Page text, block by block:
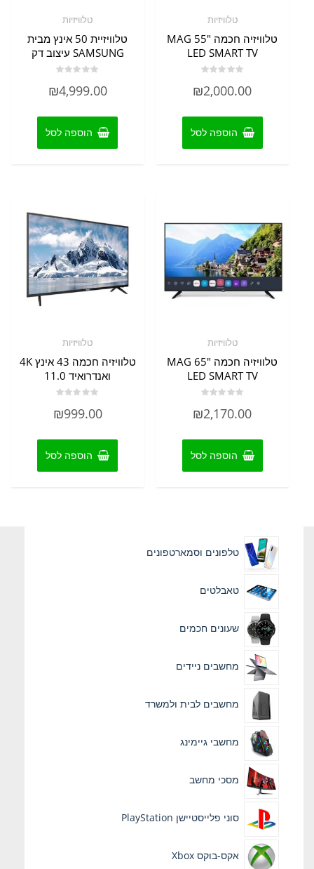
טלוויזיות
טלוויזיה חכמה MAG 55"
LED SMART TV
0
₪2,000.00
הוספה לסל
טלוויזיות
טלוויזיית 50 אינץ מבית
SAMSUNG עיצוב דק
0
₪4,999.00
הוספה לסל
טלוויזיות
טלוויזיה חכמה MAG 65"
LED SMART TV
0
₪2,170.00
הוספה לסל
טלוויזיות
טלוויזיה חכמה 43 אינץ 4K
ואנדרואיד 11.0
0
₪999.00
הוספה לסל
טלפונים וסמארטפונים
טאבלטים
שעונים חכמים
מחשבים ניידים
מחשבים לבית ולמשרד
מחשבי גיימינג
מסכי מחשב
סוני פלייסטיישן PlayStation
אקס-בוקס Xbox